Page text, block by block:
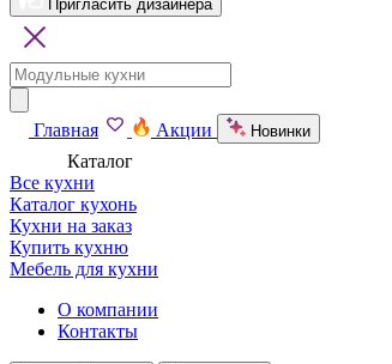
Пригласить дизайнера
Главная Акции Новинки
Каталог
Все кухни
Каталог кухонь
Кухни на заказ
Купить кухню
Мебель для кухни
О компании
Контакты